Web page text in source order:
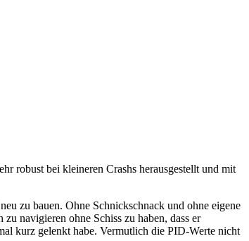
robust bei kleineren Crashs herausgestellt und mit
zu bauen. Ohne Schnickschnack und ohne eigene
navigieren ohne Schiss zu haben, dass er
kurz gelenkt habe. Vermutlich die PID-Werte nicht